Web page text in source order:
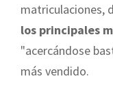
matriculaciones,
los principales
"acercándose
más vendido.